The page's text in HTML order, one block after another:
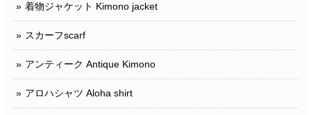
着物ジャケット Kimono jacket
スカーフscarf
アンティーク Antique Kimono
アロハシャツ Aloha shirt